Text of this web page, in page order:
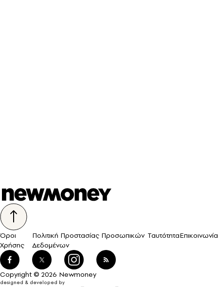
Όροι
Χρήσης
Πολιτική Προστασίας Προσωπικών
Δεδομένων
ΤαυτότηταΕπικοινωνία
Copyright © 2026 Newmoney
designed & developed by